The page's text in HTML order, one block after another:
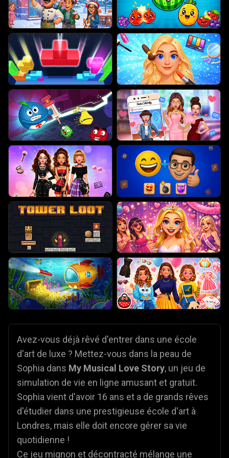
Avez-vous déjà rêvé d'entrer dans une école
d'art de luxe ? Mettez-vous dans la peau de
Sophia dans My Musical Love Story, un jeu de
simulation de vie en ligne amusant et gratuit.
Sophia vient d'avoir 16 ans et a de grands rêves
d'étudier dans une prestigieuse école d'art à
Londres, mais elle doit encore gérer sa vie
quotidienne !
Ce jeu mignon et décontracté mélange une